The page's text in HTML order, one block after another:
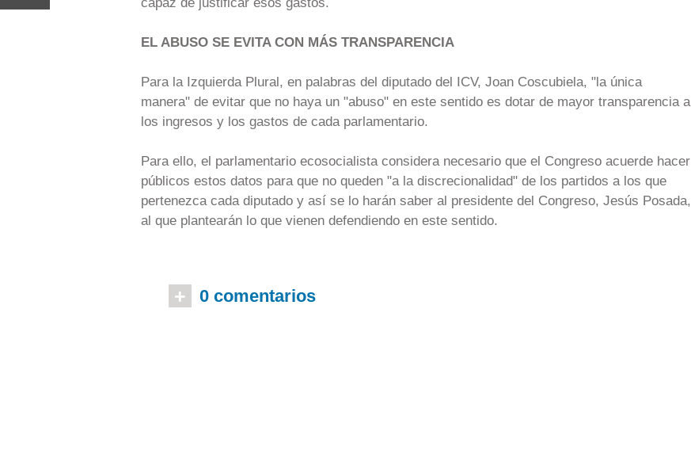
EL ABUSO SE EVITA CON MÁS TRANSPARENCIA
Para la Izquierda Plural, en palabras del diputado del ICV, Joan Coscubiela, "la única
manera" de evitar que no haya un "abuso" en este sentido es dotar de mayor transparencia a
los ingresos y los gastos de cada parlamentario.
Para ello, el parlamentario ecosocialista considera necesario que el Congreso acuerde hacer
públicos estos datos para que no queden "a la discrecionalidad" de los partidos a los que
pertenezca cada diputado y así se lo harán saber al presidente del Congreso, Jesús Posada,
al que plantearán lo que vienen defendiendo en este sentido.
+ 0 comentarios